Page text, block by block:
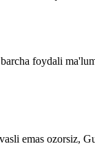
foydali
emas ozorsiz,